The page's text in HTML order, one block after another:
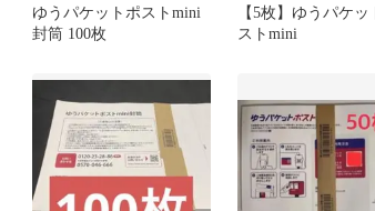
ゆうパケットポストmini
封筒 100枚
【5枚】ゆうパケッ
ストmini